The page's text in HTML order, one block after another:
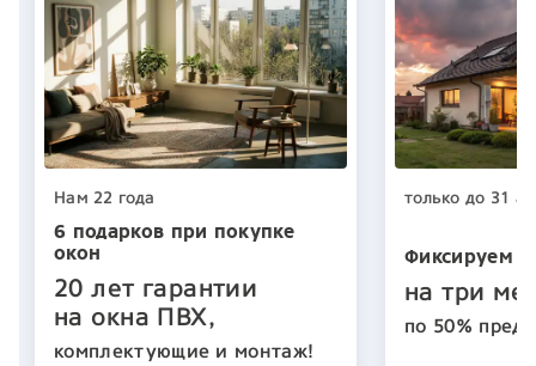
Нам 22 года
6 подарков при покупке
окон
20 лет гарантии
на окна ПВХ,
комплектующие и монтаж!
только до 31
Фиксируем
на три
по 50%